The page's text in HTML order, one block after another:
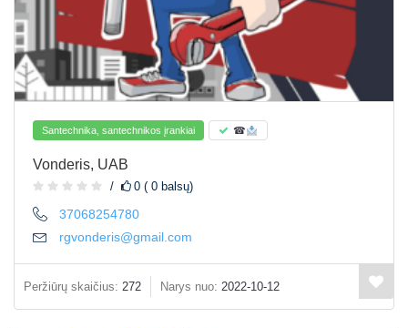
Santechnika, santechnikos įrankiai ☎
Vonderis, UAB
0 ( 0 balsų)
37068254780
rgvonderis@gmail.com
Peržiūrų skaičius: 272 Narys nuo: 2022-10-12